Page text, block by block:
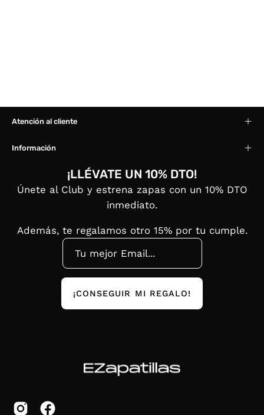
Atención al cliente
Información
¡LLÉVATE UN 10% DTO!
Únete al Club y estrena zapas con un 10% DTO
inmediato.
Además, te regalamos otro 15% por tu cumple.
¡CONSEGUIR MI REGALO!